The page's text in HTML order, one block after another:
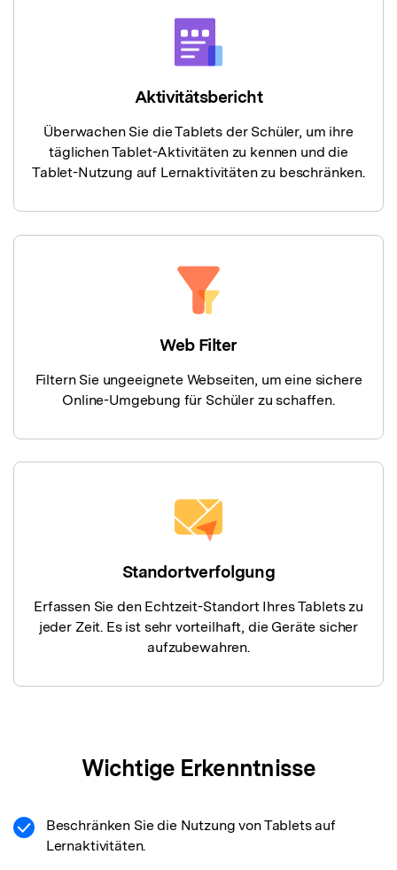
Aktivitätsbericht
Überwachen Sie die Tablets der Schüler, um ihre
täglichen Tablet-Aktivitäten zu kennen und die
Tablet-Nutzung auf Lernaktivitäten zu beschränken.
Web Filter
Filtern Sie ungeeignete Webseiten, um eine sichere
Online-Umgebung für Schüler zu schaffen.
Standortverfolgung
Erfassen Sie den Echtzeit-Standort Ihres Tablets zu
jeder Zeit. Es ist sehr vorteilhaft, die Geräte sicher
aufzubewahren.
Wichtige Erkenntnisse
Beschränken Sie die Nutzung von Tablets auf
Lernaktivitäten.